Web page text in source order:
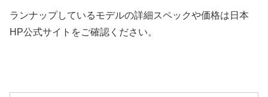
ランナップしているモデルの詳細スペックや価格は日本
HP公式サイトをご確認ください。